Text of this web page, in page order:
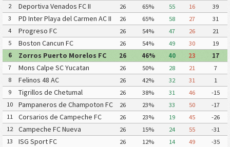
Pioneros de Cancun II
2
Deportiva Venados FC II 26 65% 55 16
39
3
PD Inter Playa del Carmen AC II 26 65% 58 27
31
4
Progreso FC 26 54% 47 26
21
5
Boston Cancun FC 26 54% 49 30
19
6
Zorros Puerto Morelos FC 26 46% 40 23
17
7
Mons Calpe SC Yucatan 26 50% 28 21
7
8
Felinos 48 AC 26 42% 32 31
1
9
Tigrillos de Chetumal 26 38% 31 46
-15
10
Pampaneros de Champoton FC 26 23% 33 50
-17
11
Corsarios de Campeche FC 26 23% 19 45
-26
12
Campeche FC Nueva
Generacion
26 15% 24 55
-31
13
ISG Sport FC 26 12% 14 49
-35